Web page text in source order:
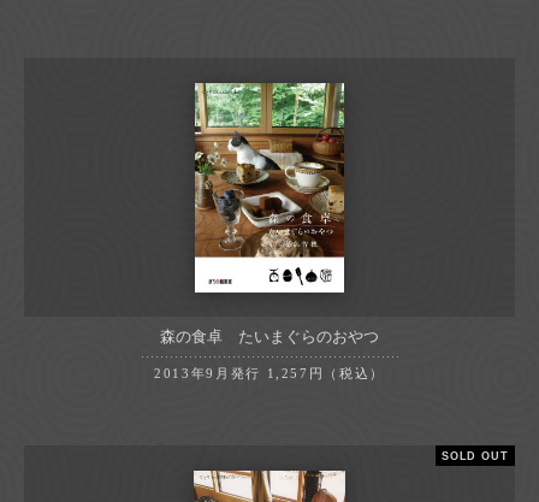
森の食卓 たいまぐらのおやつ
2013年9月発行 1,257円（税込）
SOLD OUT